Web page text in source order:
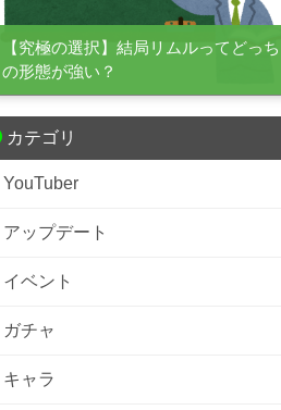
【究極の選択】結局リムルってどっち
の形態が強い？
カテゴリ
YouTuber
アップデート
イベント
ガチャ
キャラ